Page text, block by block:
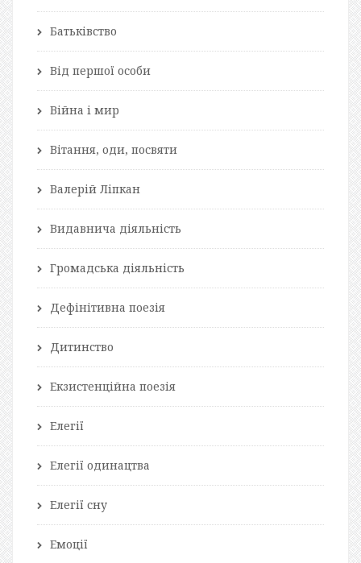
Батьківство
Від першої особи
Війна і мир
Вітання, оди, посвяти
Валерій Ліпкан
Видавнича діяльність
Громадська діяльність
Дефінітивна поезія
Дитинство
Екзистенційна поезія
Елегії
Елегії одинацтва
Елегії сну
Емоції